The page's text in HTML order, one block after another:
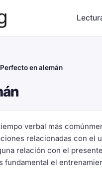
Perfecto en alemán
verbal más
relacionadas con el
relación con el
fundamental el